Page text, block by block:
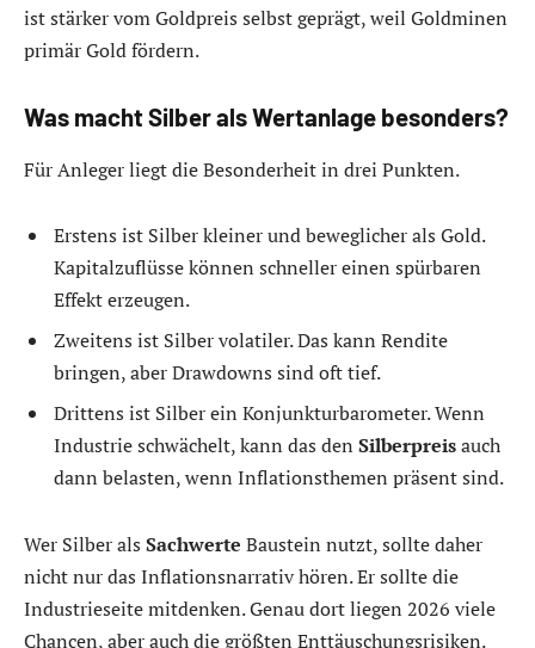
ist stärker vom Goldpreis selbst geprägt, weil Goldminen
primär Gold fördern.
Was macht Silber als Wertanlage besonders?
Für Anleger liegt die Besonderheit in drei Punkten.
Erstens ist Silber kleiner und beweglicher als Gold.
Kapitalzuflüsse können schneller einen spürbaren
Effekt erzeugen.
Zweitens ist Silber volatiler. Das kann Rendite
bringen, aber Drawdowns sind oft tief.
Drittens ist Silber ein Konjunkturbarometer. Wenn
Industrie schwächelt, kann das den Silberpreisauch
dann belasten, wenn Inflationsthemen präsent sind.
Wer Silber als Sachwerte Baustein nutzt, sollte daher
nicht nur das Inflationsnarrativ hören. Er sollte die
Industrieseite mitdenken. Genau dort liegen 2026 viele
Chancen, aber auch die größten Enttäuschungsrisiken.